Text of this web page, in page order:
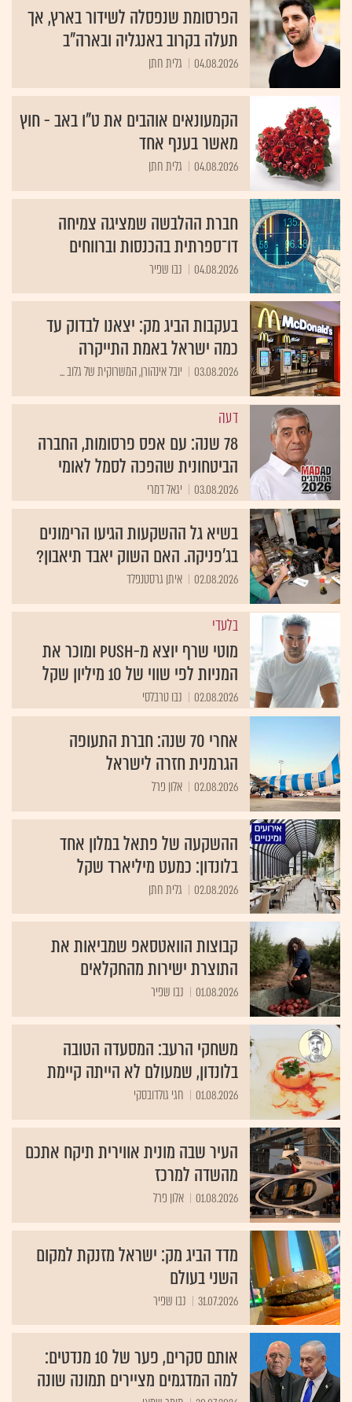
הפרסומת שנפסלה לשידור בארץ, אך
תעלה בקרוב באנגליה ובארה"ב
04.08.2026 גלית חתן
הקמעונאים אוהבים את ט"ו באב - חוץ
מאשר בענף אחד
04.08.2026 גלית חתן
חברת ההלבשה שמציגה צמיחה
דו־ספרתית בהכנסות וברווחים
04.08.2026 נבו שפיר
בעקבות הביג מק: יצאנו לבדוק עד
כמה ישראל באמת התייקרה
03.08.2026 יובל אינהורן, המשרוקית של גלוב ...
דעה
78 שנה: עם אפס פרסומות, החברה
הביטחונית שהפכה לסמל לאומי
03.08.2026 יגאל דמרי
בשיא גל ההשקעות הגיעו הרימונים
בג'פניקה. האם השוק יאבד תיאבון?
02.08.2026 איתן גרסטנפלד
בלעדי
מוטי שרף יוצא מ-PUSH ומוכר את
המניות לפי שווי של 10 מיליון שקל
02.08.2026 נבו טרבלסי
אחרי 70 שנה: חברת התעופה
הגרמנית חזרה לישראל
02.08.2026 אלון פרל
ההשקעה של פתאל במלון אחד
בלונדון: כמעט מיליארד שקל
02.08.2026 גלית חתן
קבוצות הוואטסאפ שמביאות את
התוצרת ישירות מהחקלאים
01.08.2026 נבו שפיר
משחקי הרעב: המסעדה הטובה
בלונדון, שמעולם לא הייתה קיימת
01.08.2026 חגי גולדובסקי
העיר שבה מונית אווירית תיקח אתכם
מהשדה למרכז
01.08.2026 אלון פרל
מדד הביג מק: ישראל מזנקת למקום
השני בעולם
31.07.2026 נבו שפיר
אותם סקרים, פער של 10 מנדטים:
למה המדגמים מציירים תמונה שונה